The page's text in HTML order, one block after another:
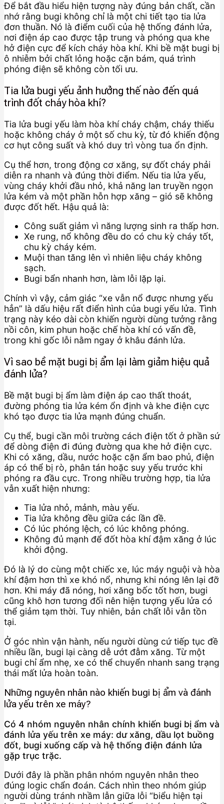
Để bắt đầu hiểu hiện tượng này đúng bản chất, cần
nhớ rằng bugi không chỉ là một chi tiết tạo tia lửa
đơn thuần. Nó là điểm cuối của hệ thống đánh lửa,
nơi điện áp cao được tập trung và phóng qua khe
hở điện cực để kích cháy hòa khí. Khi bề mặt bugi bị
ô nhiễm bởi chất lỏng hoặc cặn bám, quá trình
phóng điện sẽ không còn tối ưu.
Tia lửa bugi yếu ảnh hưởng thế nào đến quá
trình đốt cháy hòa khí?
Tia lửa bugi yếu làm hòa khí cháy chậm, cháy thiếu
hoặc không cháy ở một số chu kỳ, từ đó khiến động
cơ hụt công suất và khó duy trì vòng tua ổn định.
Cụ thể hơn, trong động cơ xăng, sự đốt cháy phải
diễn ra nhanh và đúng thời điểm. Nếu tia lửa yếu,
vùng cháy khởi đầu nhỏ, khả năng lan truyền ngọn
lửa kém và một phần hỗn hợp xăng – gió sẽ không
được đốt hết. Hậu quả là:
Công suất giảm vì năng lượng sinh ra thấp hơn.
Xe rung, nổ không đều do có chu kỳ cháy tốt,
chu kỳ cháy kém.
Muội than tăng lên vì nhiên liệu cháy không
sạch.
Bugi bẩn nhanh hơn, làm lỗi lặp lại.
Chính vì vậy, cảm giác “xe vẫn nổ được nhưng yếu
hẳn” là dấu hiệu rất điển hình của bugi yếu lửa. Tình
trạng này kéo dài còn khiến người dùng tưởng rằng
nồi côn, kim phun hoặc chế hòa khí có vấn đề,
trong khi gốc lỗi nằm ngay ở khâu đánh lửa.
Vì sao bề mặt bugi bị ẩm lại làm giảm hiệu quả
đánh lửa?
Bề mặt bugi bị ẩm làm điện áp cao thất thoát,
đường phóng tia lửa kém ổn định và khe điện cực
khó tạo được tia lửa mạnh đúng chuẩn.
Cụ thể, bugi cần môi trường cách điện tốt ở phần sứ
để dòng điện đi đúng đường qua khe hở điện cực.
Khi có xăng, dầu, nước hoặc cặn ẩm bao phủ, điện
áp có thể bị rò, phân tán hoặc suy yếu trước khi
phóng ra đầu cực. Trong nhiều trường hợp, tia lửa
vẫn xuất hiện nhưng:
Tia lửa nhỏ, mảnh, màu yếu.
Tia lửa không đều giữa các lần đề.
Có lúc phóng lệch, có lúc không phóng.
Không đủ mạnh để đốt hòa khí đậm xăng ở lúc
khởi động.
Đó là lý do cùng một chiếc xe, lúc máy nguội và hòa
khí đậm hơn thì xe khó nổ, nhưng khi nóng lên lại đỡ
hơn. Khi máy đã nóng, hơi xăng bốc tốt hơn, bugi
cũng khô hơn tương đối nên hiện tượng yếu lửa có
thể giảm tạm thời. Tuy nhiên, bản chất lỗi vẫn tồn
tại.
Ở góc nhìn vận hành, nếu người dùng cứ tiếp tục đề
nhiều lần, bugi lại càng dễ ướt đẫm xăng. Từ một
bugi chỉ ẩm nhẹ, xe có thể chuyển nhanh sang trạng
thái mất lửa hoàn toàn.
Những nguyên nhân nào khiến bugi bị ẩm và đánh
lửa yếu trên xe máy?
Có 4 nhóm nguyên nhân chính khiến bugi bị ẩm và
đánh lửa yếu trên xe máy: dư xăng, dầu lọt buồng
đốt, bugi xuống cấp và hệ thống điện đánh lửa
gặp trục trặc.
Dưới đây là phần phân nhóm nguyên nhân theo
đúng logic chẩn đoán. Cách nhìn theo nhóm giúp
người dùng tránh nhầm lẫn giữa lỗi “biểu hiện tại